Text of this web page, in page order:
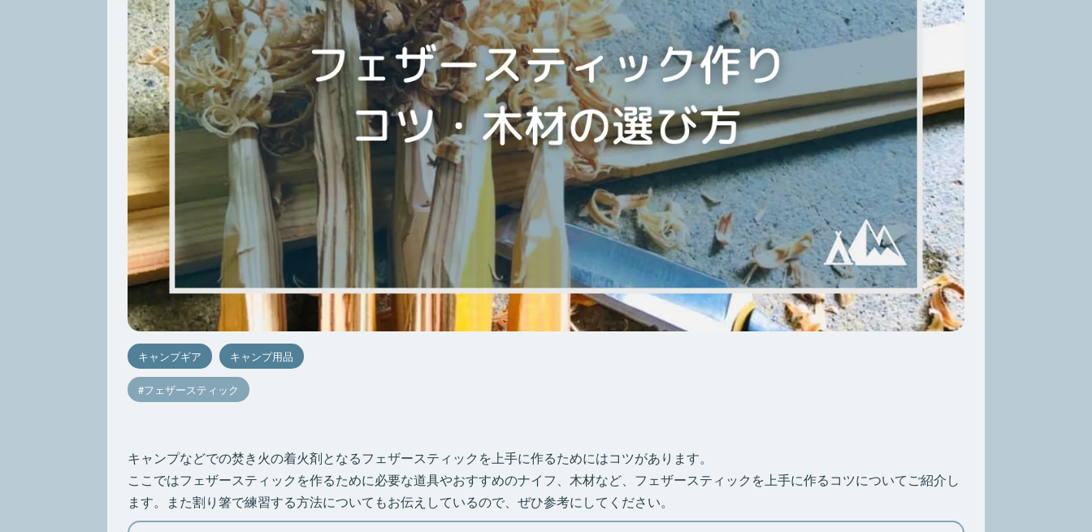
キャンプギア キャンプ用品
フェザースティック
キャンプなどでの焚き火の着火剤となるフェザースティックを上手に作るためにはコツがあります。
ここではフェザースティックを作るために必要な道具やおすすめのナイフ、木材など、フェザースティックを上手に作るコツについてご紹介し
ます。また割り箸で練習する方法についてもお伝えしているので、ぜひ参考にしてください。